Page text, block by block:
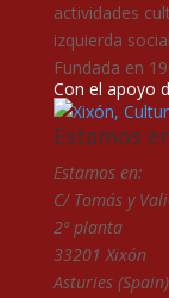
actividades
izquierda
Fundada en
Con el apoyo
Estamos
Estamos en:
C/ Tomás y
2ª planta
33201 Xixón
Asturies (Spain)